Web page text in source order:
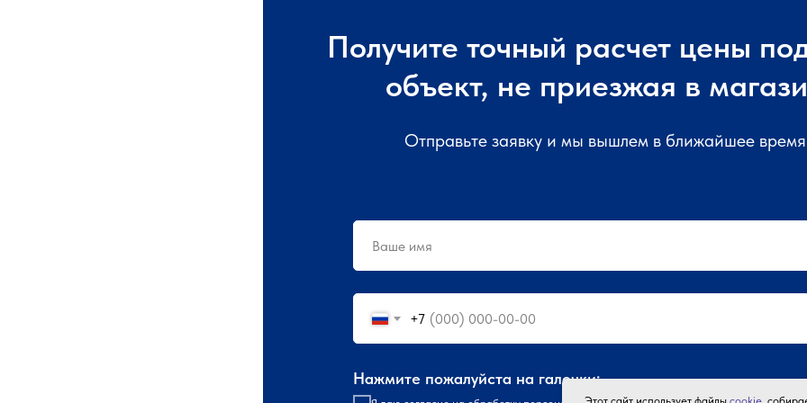
Получите точный расчет цены
объект, не приезжая в
Отправьте заявку и мы вышлем в ближайшее время
+7
Нажмите пожалуйста на галочки: